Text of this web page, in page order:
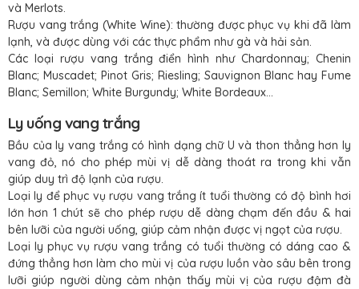
và Merlots.
Rượu vang trắng (White Wine): thường được phục vụ khi đã làm
lạnh, và được dùng với các thực phẩm như gà và hải sản.
Các loại rượu vang trắng điển hình như Chardonnay; Chenin
Blanc; Muscadet; Pinot Gris; Riesling; Sauvignon Blanc hay Fume
Blanc; Semillon; White Burgundy; White Bordeaux…
Ly uống vang trắng
Bầu của ly vang trắng có hình dạng chữ U và thon thẳng hơn ly
vang đỏ, nó cho phép mùi vị dễ dàng thoát ra trong khi vẫn
giúp duy trì độ lạnh của rượu.
Loại ly để phục vụ rượu vang trắng ít tuổi thường có độ bình hơi
lớn hơn 1 chút sẽ cho phép rượu dễ dàng chạm đến đầu & hai
bên lưỡi của người uống, giúp cảm nhận được vị ngọt của rượu.
Loại ly phục vụ rượu vang trắng có tuổi thường có dáng cao &
đứng thẳng hơn làm cho mùi vị của rượu luồn vào sâu bên trong
lưỡi giúp người dùng cảm nhận thấy mùi vị của rượu đậm đà